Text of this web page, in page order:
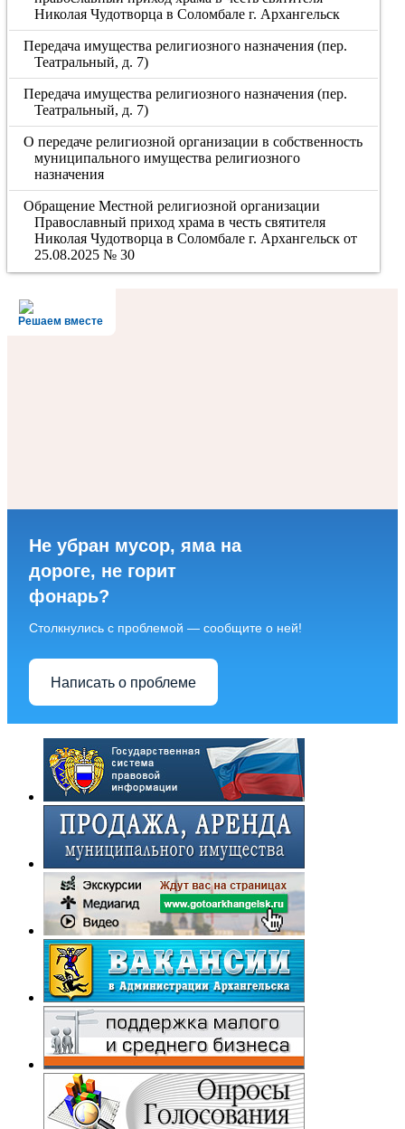
Николая Чудотворца в Соломбале г. Архангельск
Передача имущества религиозного назначения (пер.
Театральный, д. 7)
Передача имущества религиозного назначения (пер.
Театральный, д. 7)
О передаче религиозной организации в собственность
муниципального имущества религиозного
назначения
Обращение Местной религиозной организации
Православный приход храма в честь святителя
Николая Чудотворца в Соломбале г. Архангельск от
25.08.2025 № 30
Решаем вместе
Не убран мусор, яма на
дороге, не горит
фонарь?
Столкнулись с проблемой — сообщите о ней!
Написать о проблеме